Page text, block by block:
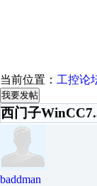
当前位置： 工控论
我要发帖
西门子
baddman